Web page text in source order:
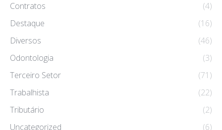
Contratos
(4)
Destaque
(16)
Diversos
(46)
Odontologia
(3)
Terceiro Setor
(71)
Trabalhista
(22)
Tributário
(2)
Uncategorized
(6)